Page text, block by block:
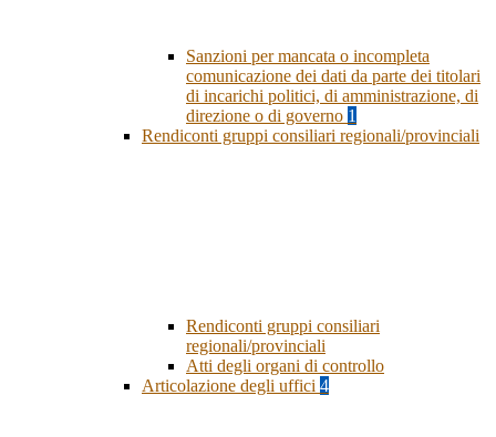
Sanzioni per mancata o incompleta
comunicazione dei dati da parte dei titolari
di incarichi politici, di amministrazione, di
direzione o di governo 1
Rendiconti gruppi consiliari regionali/provinciali
Rendiconti gruppi consiliari
regionali/provinciali
Atti degli organi di controllo
Articolazione degli uffici 4